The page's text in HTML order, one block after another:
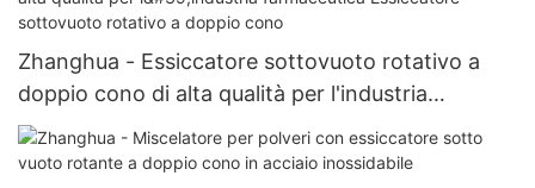
Zhanghua - Essiccatore sottovuoto rotativo a
doppio cono di alta qualità per l'industria
farmaceutica Essiccatore sottovuoto rotativo a
doppio cono